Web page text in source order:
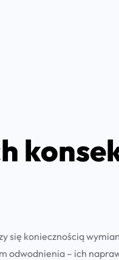
koniecznością
odwodnienia – ich